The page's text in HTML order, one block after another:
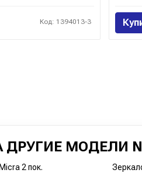
Код: 1394013-3
МОДЕЛИ
2 пок.